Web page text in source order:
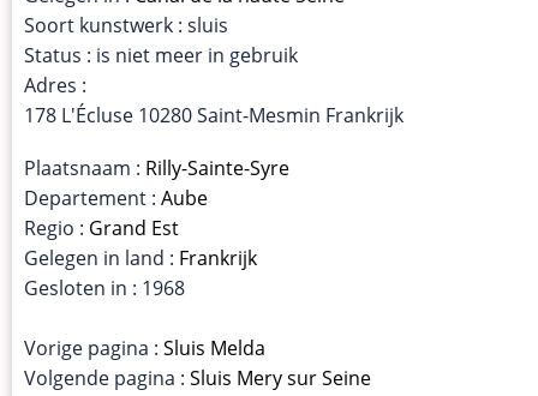
Soort kunstwerk : sluis
Status : is niet meer in gebruik
Adres :
178 L'Écluse 10280 Saint-Mesmin Frankrijk
Plaatsnaam : Rilly-Sainte-Syre
Departement : Aube
Regio : Grand Est
Gelegen in land : Frankrijk
Gesloten in : 1968
Vorige pagina : Sluis Melda
Volgende pagina : Sluis Mery sur Seine